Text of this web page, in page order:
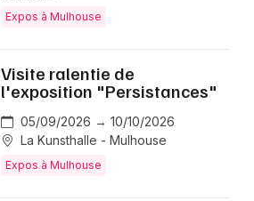
Expos à Mulhouse
Visite ralentie de
l'exposition "Persistances"
05/09/2026 → 10/10/2026
La Kunsthalle - Mulhouse
Expos à Mulhouse